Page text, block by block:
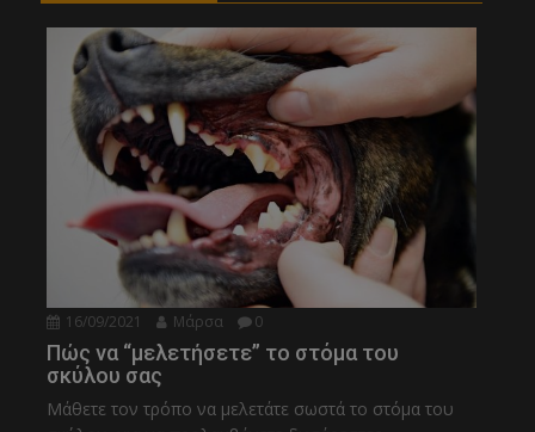
16/09/2021 Μάρσα 0
Πώς να “μελετήσετε” το στόμα του
σκύλου σας
Μάθετε τον τρόπο να μελετάτε σωστά το στόμα του